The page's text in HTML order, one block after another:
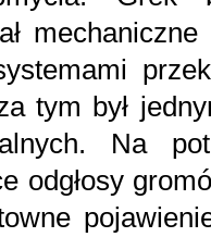
tym był
Na
odgłosy